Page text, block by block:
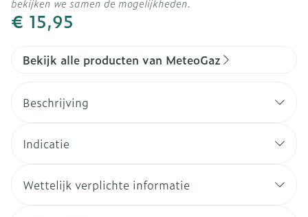
€ 15,95
bekijken we samen de mogelijkheden.
Bekijk alle producten van MeteoGaz
Beschrijving
Indicatie
Wettelijk verplichte informatie